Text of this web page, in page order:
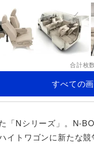
合計枚
すべての
「Nシリーズ」。N-
トワゴンに新たな